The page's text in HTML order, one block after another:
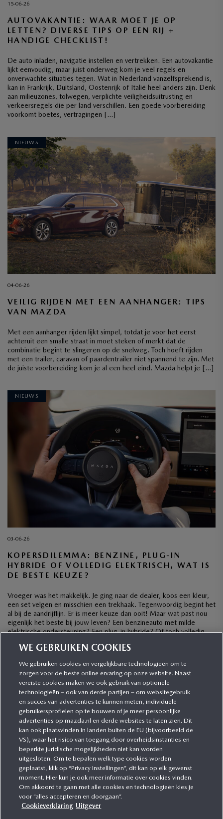
15-06-26
AUTOVAKANTIE: WAAR MOET JE OP
LETTEN? DIVERSE TIPS OP EEN RIJ +
HANDIGE CHECKLIST!
De auto inladen, navigatie instellen en vertrekken. Een autovakantie
lijkt eenvoudig, maar juist onderweg kom je veel regels en
onverwachte situaties tegen. Wat in Nederland vanzelfsprekend is,
kan in Frankrijk, Duitsland, Oostenrijk of Italië heel anders zijn. Denk
aan milieuzones, tolwegen, verplichte veiligheidsuitrusting en
verkeersregels die per land verschillen. Een goede voorbereiding
voorkomt boetes, vertragingen […]
NIEUWS
04-06-26
VEILIG RIJDEN MET EEN AANHANGER: TIPS
VAN MAZDA
Met een aanhanger rijden lijkt simpel, totdat je voor het eerst
achteruit een smalle straat in moet steken of merkt dat de
combinatie begint te slingeren op de snelweg. Toch hoeft rijden
met een trailer, caravan of paardentrailer niet spannend te zijn. Met
de juiste voorbereiding kom je al een heel eind. Mazda helpt je […]
NIEUWS
03-06-26
KOPERSDILEMMA: BENZINE, PLUG-IN
HYBRIDE OF VOLLEDIG ELEKTRISCH, WAT IS
DE BESTE KEUZE?
Vroeger was het makkelijk. Je ging naar de dealer, koos een kleur,
een set velgen en misschien een trekhaak. Tegenwoordig begint het
al bij de aandrijflijn. Er is meer keuze dan ooit! Maar wat past nou
eigenlijk het beste bij jouw leven? Een benzineauto met milde
elektrische ondersteuning? Een plug-in hybride? Of toch volledig
CATEGORIEËN
MEER INFORMATIE
MEER ERVAREN
WE GEBRUIKEN COOKIES
We gebruiken cookies en vergelijkbare technologieën om te
zorgen voor de beste online ervaring op onze website. Naast
vereiste cookies maken we ook gebruik van optionele
technologieën – ook van derde partijen – om websitegebruik
en succes van advertenties te kunnen meten, individuele
gebruikersprofielen op te bouwen of je meer persoonlijke
advertenties op mazda.nl en derde websites te laten zien. Dit
kan ook plaatsvinden in landen buiten de EU (bijvoorbeeld de
VS), waar het risico van toegang door overheidsinstanties en
beperkte juridische mogelijkheden niet kan worden
uitgesloten. Om te bepalen welk type cookies worden
geplaatst, klik op “Privacy Instellingen”, dit kan op elk gewenst
moment. Hier kun je ook meer informatie over cookies vinden.
Om akkoord te gaan met alle cookies en technologieën kies je
voor “alles accepteren en doorgaan”.
Cookieverklaring Uitgever